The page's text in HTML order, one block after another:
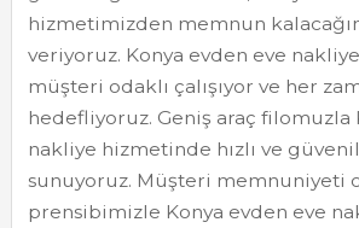
hizmetimizden memnun
veriyoruz. Konya evden eve
müşteri odaklı çalışıyor ve her
hedefliyoruz. Geniş araç filomuzla
nakliye hizmetinde hızlı ve
sunuyoruz. Müşteri memnuniyeti
prensibimizle Konya evden eve